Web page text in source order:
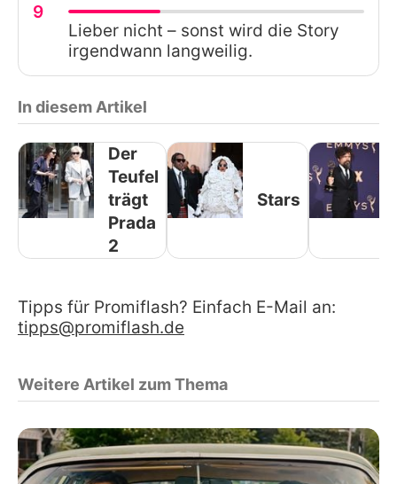
9
Lieber nicht – sonst wird die Story
irgendwann langweilig.
In diesem Artikel
Der
Teufel
trägt
Prada
2
Stars
Tipps für Promiflash? Einfach E-Mail an:
tipps@promiflash.de
Weitere Artikel zum Thema